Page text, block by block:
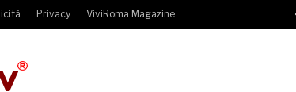
Privacy ViviRoma Magazine